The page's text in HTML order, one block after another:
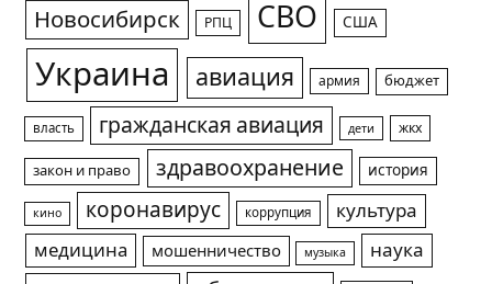
Новосибирск РПЦ СВО США
Украина авиация армия бюджет
власть гражданская авиация дети жкх
закон и право здравоохранение история
кино коронавирус коррупция
культура
медицина
мошенничество музыка
наука